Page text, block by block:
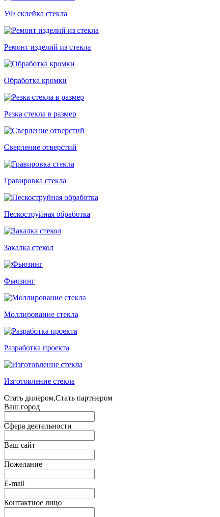
УФ склейка стекла
Ремонт изделий из стекла
Обработка кромки
Резка стекла в размер
Сверление отверстий
Гравировка стекла
Пескоструйная обработка
Закалка стекол
Фьюзинг
Моллирование стекла
Разработка проекта
Изготовление стекла
Стать дилером,Стать партнером
Ваш город
Сфера деятельности
Ваш сайт
Пожелание
E-mail
Контактное лицо